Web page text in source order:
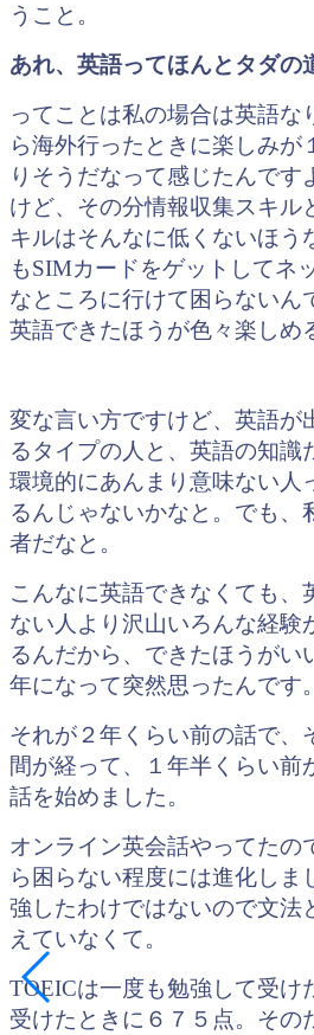
うこと。
あれ、英語ってほんとタダの
ってことは私の場合は英語な
ら海外行ったときに楽しみが
りそうだなって感じたんです
けど、その分情報収集スキル
キルはそんなに低くないほう
もSIMカードをゲットしてネ
なところに行けて困らないん
英語できたほうが色々楽しめ
変な言い方ですけど、英語が
るタイプの人と、英語の知識
環境的にあんまり意味ない人
るんじゃないかなと。でも、
者だなと。
こんなに英語できなくても、
ない人より沢山いろんな経験
るんだから、できたほうがい
年になって突然思ったんです。
それが２年くらい前の話で、
間が経って、１年半くらい前
話を始めました。
オンライン英会話やってたの
ら困らない程度には進化しま
強したわけではないので文法
えていなくて。
TOEICは一度も勉強して受け
受けたときに６７５点。その